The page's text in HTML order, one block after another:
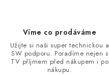
Víme co prodáváme
Užijte si naši super technickou a
SW podporu. Poradíme nejen s
TV příjmem před nákupem i po
nákupu.